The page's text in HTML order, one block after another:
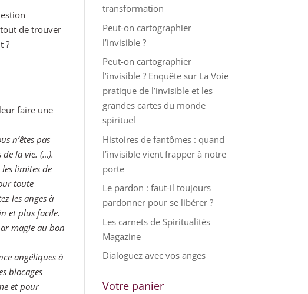
de trouver
?
faire une
n’êtes pas
la vie. (…).
limites de
toute
les anges à
et plus facile.
magie au bon
angéliques à
blocages
et pour
transformation
Peut-on cartographier
l’invisible ?
Peut-on cartographier
l’invisible ? Enquête sur La Voie
pratique de l’invisible et les
grandes cartes du monde
spirituel
Histoires de fantômes : quand
l’invisible vient frapper à notre
porte
Le pardon : faut-il toujours
pardonner pour se libérer ?
Les carnets de Spiritualités
Magazine
Dialoguez avec vos anges
Votre panier